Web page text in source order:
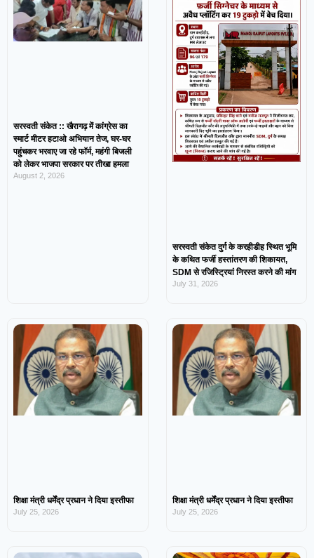
सरस्वती संकेत :: खैरागढ़ में कांग्रेस का
स्मार्ट मीटर हटाओ अभियान तेज, घर-घर
पहुंचकर भरवाए जा रहे फॉर्म, महंगी बिजली
को लेकर भाजपा सरकार पर तीखा हमला
August 2, 2026
सरस्वती संकेत दुर्ग के करहीडीह स्थित भूमि
के कथित फर्जी हस्तांतरण की शिकायत,
SDM से रजिस्ट्रियां निरस्त करने की मांग
July 31, 2026
शिक्षा मंत्री धर्मेंद्र प्रधान ने दिया इस्तीफा
July 25, 2026
शिक्षा मंत्री धर्मेंद्र प्रधान ने दिया इस्तीफा
July 25, 2026